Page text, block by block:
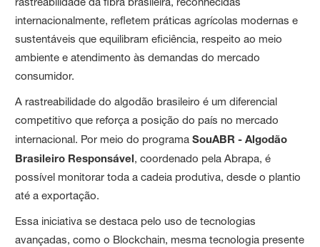
internacionalmente, refletem práticas agrícolas modernas e
sustentáveis que equilibram eficiência, respeito ao meio
ambiente e atendimento às demandas do mercado
consumidor.
A rastreabilidade do algodão brasileiro é um diferencial
competitivo que reforça a posição do país no mercado
internacional. Por meio do programaSouABR - Algodão
Brasileiro Responsável, coordenado pela Abrapa, é
possível monitorar toda a cadeia produtiva, desde o plantio
até a exportação.
Essa iniciativa se destaca pelo uso de tecnologias
avançadas, como o Blockchain, mesma tecnologia presente